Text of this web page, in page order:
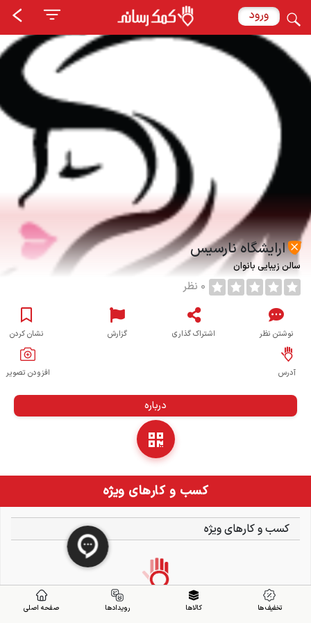
ورود
ارایشگاه نارسیس
سالن زیبایی بانوان
0 نظر
نوشتن نظر اشتراک گذاری گزارش نشان کردن
آدرس افزودن تصویر
درباره
کسب و کارهای ویژه
کسب و کارهای ویژه
تخفیف ها کالاها رویدادها صفحه اصلی